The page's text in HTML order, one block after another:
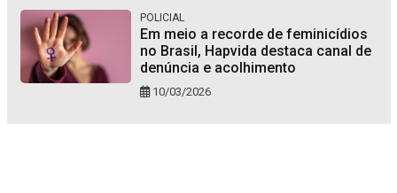
POLICIAL
Em meio a recorde de feminicídios
no Brasil, Hapvida destaca canal de
denúncia e acolhimento
10/03/2026